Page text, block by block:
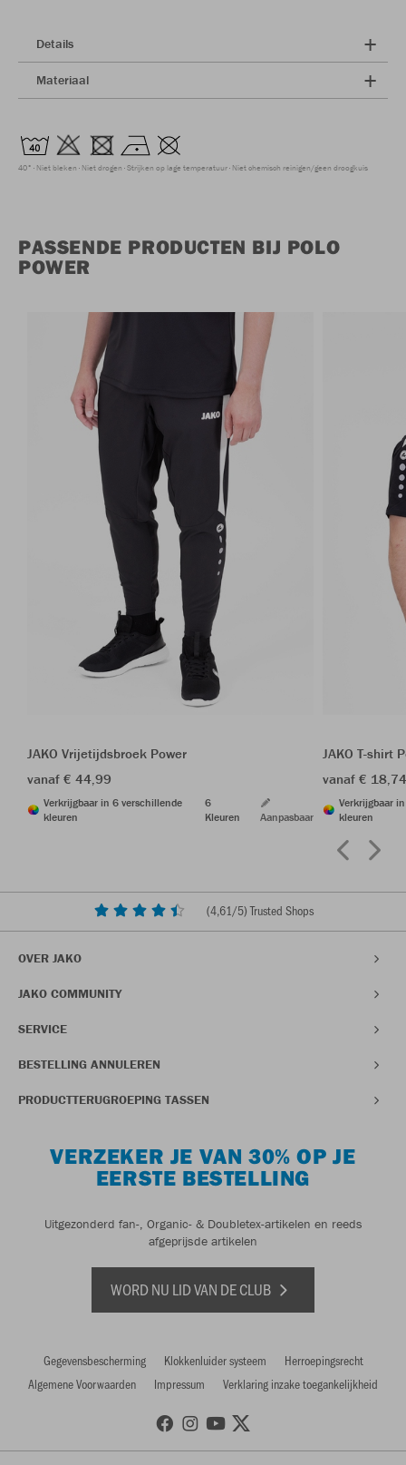
Details
Materiaal
40° Niet bleken Niet drogen Strijken op lage temperatuur Niet chemisch reinigen/geen droogkuis
PASSENDE PRODUCTEN BIJ POLO
POWER
JAKO Vrijetijdsbroek Power
vanaf € 44,99
Verkrijgbaar in 6 verschillende
kleuren
6
Kleuren
Aanpasbaar
JAKO T-shirt
vanaf €
Verkrijgbaar
kleuren
(4,61/5) Trusted Shops
OVER JAKO
JAKO COMMUNITY
SERVICE
BESTELLING ANNULEREN
PRODUCTTERUGROEPING TASSEN
VERZEKER JE VAN 30% OP JE
EERSTE BESTELLING
Uitgezonderd fan-, Organic- & Doubletex-artikelen en reeds
afgeprijsde artikelen
WORD NU LID VAN DE CLUB
Gegevensbescherming Klokkenluider systeem
Herroepingsrecht
Algemene Voorwaarden
Impressum Verklaring inzake toegankelijkheid